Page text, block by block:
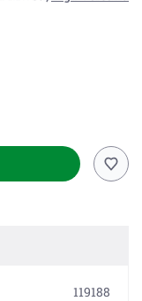
119188